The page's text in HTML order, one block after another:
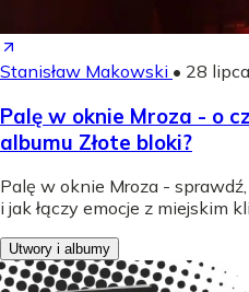
Stanisław Makowski • 28
Palę w oknie Mroza - o
albumu Złote bloki?
Palę w oknie Mroza -
i jak łączy emocje z miejskim
Utwory i albumy